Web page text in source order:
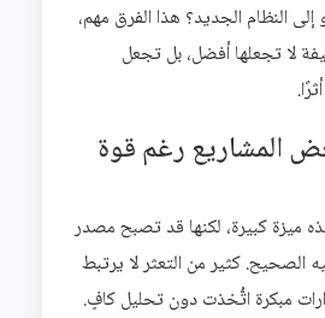
إلى النظام الجديد؟ هذا الفرق مهم،
لا تجعلها أفضل، بل تجعل
المشاريع رغم قوة
ميزة كبيرة، لكنها قد تصبح مصدر
الصحيح. كثير من التعثر لا يرتبط
مبكرة اتُّخذت دون تحليل كافٍ.